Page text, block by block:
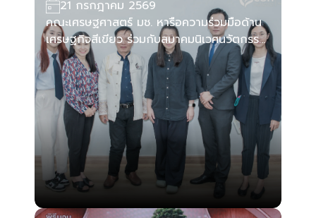
21 กรกฎาคม 2569
คณะเศรษฐศาสตร์ มช. หารือความร่วมมือด้าน
เศรษฐกิจสีเขียว ร่วมกับสมาคมนิเวศนวัตกรรม
เชียงใหม่ เตรียมผลักดันความร่วมมือระดับ
นานาชาติ